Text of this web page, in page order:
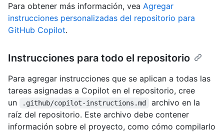
Para obtener más información, vea Agregar
instrucciones personalizadas del repositorio para
GitHub Copilot.
Instrucciones para todo el repositorio
Para agregar instrucciones que se aplican a todas las
tareas asignadas a Copilot en el repositorio, cree
un
.github/copilot-instructions.md
archivo en la
raíz del repositorio. Este archivo debe contener
información sobre el proyecto, como cómo compilarlo